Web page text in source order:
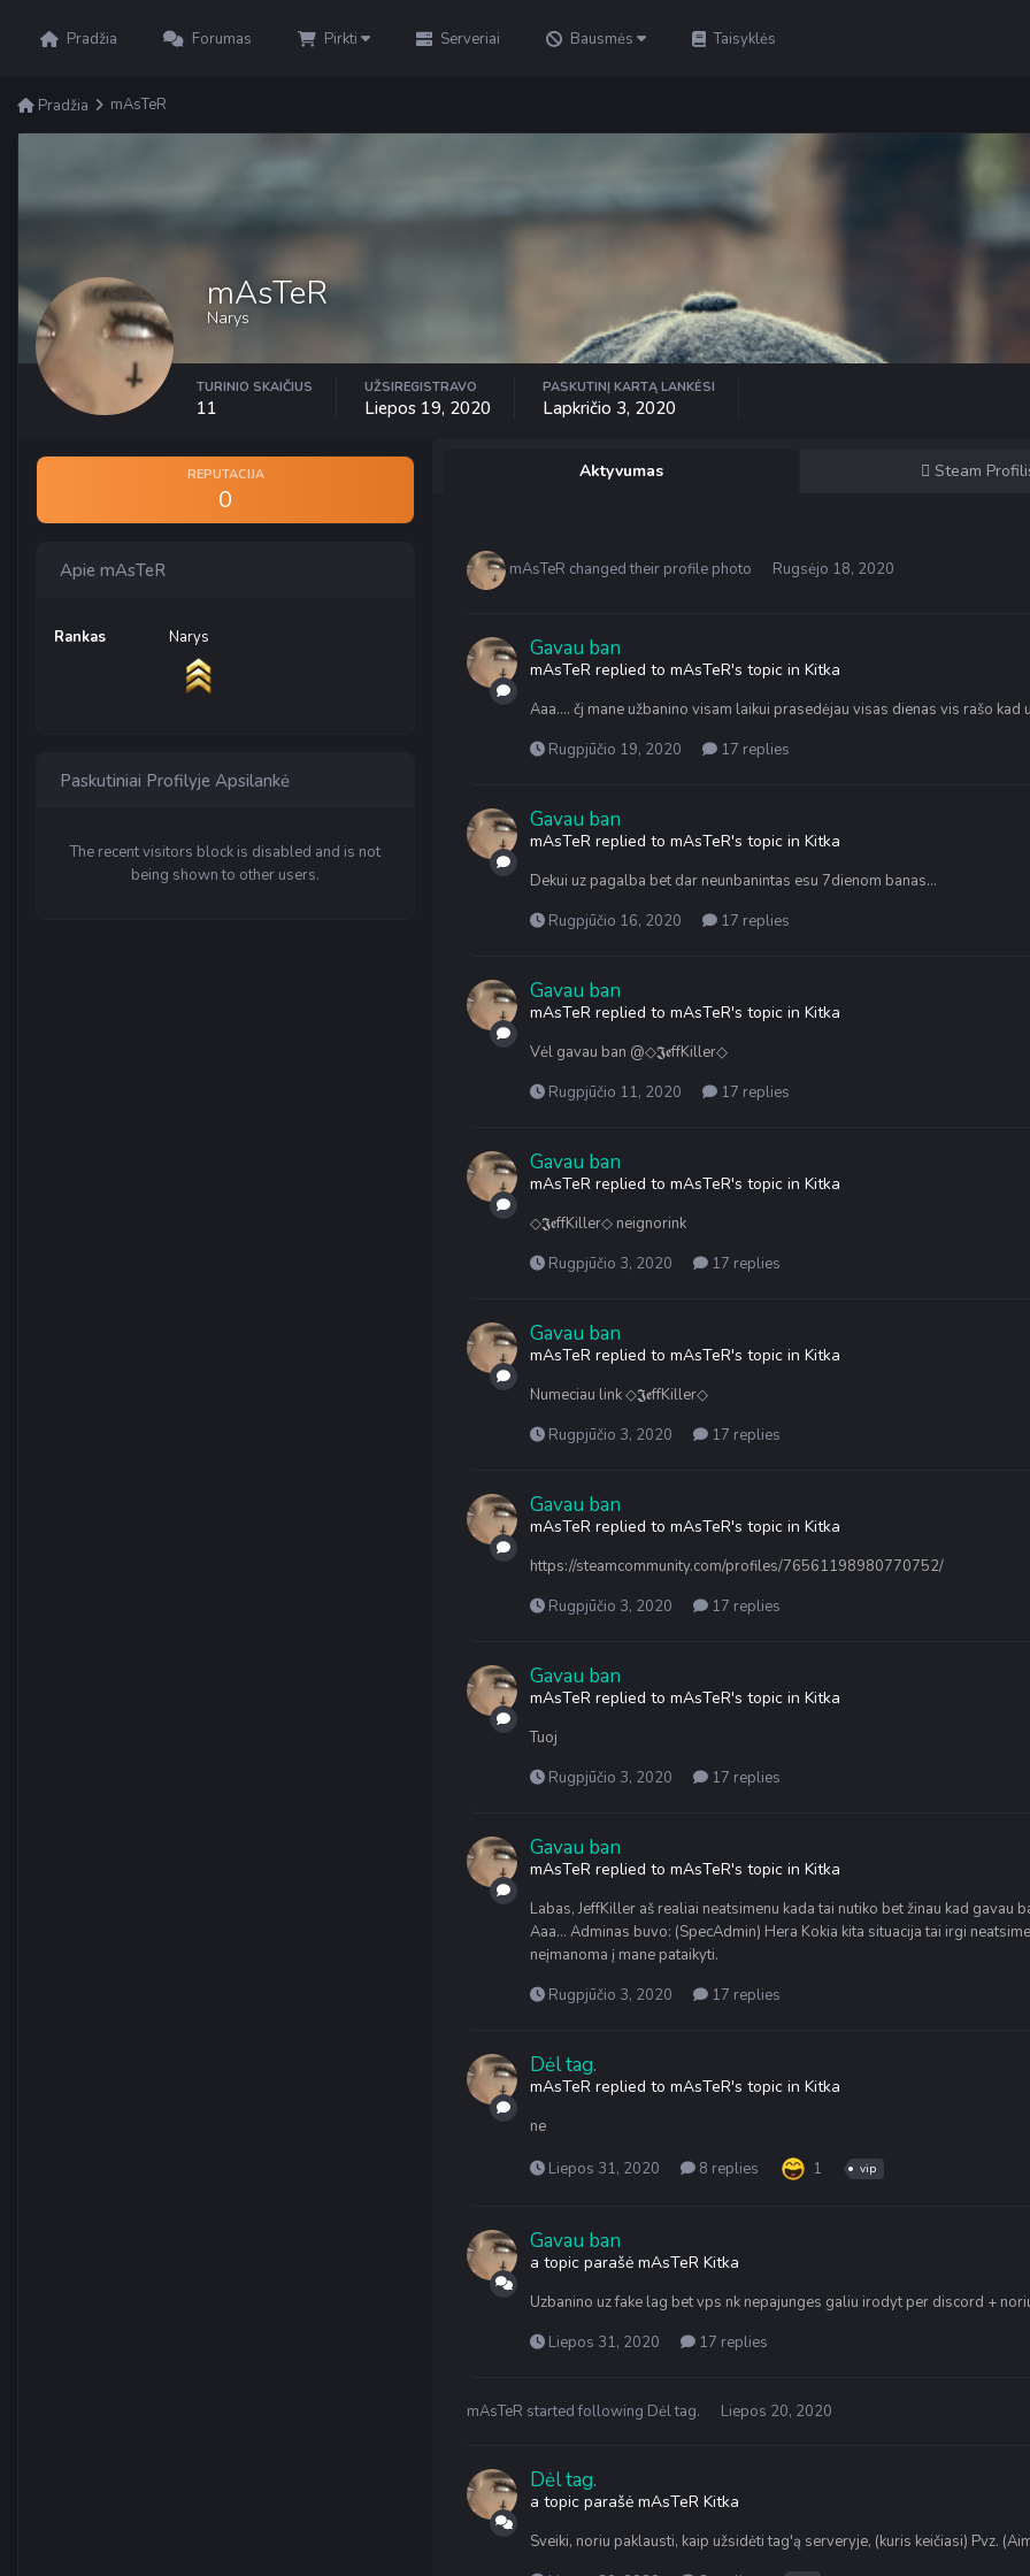
Pradžia Forumas Pirkti Serveriai Bausmės Taisyklės
Pradžia mAsTeR
mAsTeR
Narys
TURINIO SKAIČIUS
11
UŽSIREGISTRAVO
Liepos 19, 2020
PASKUTINĮ KARTĄ LANKĖSI
Lapkričio 3, 2020
REPUTACIJA
0
Apie mAsTeR
Rankas Narys
Paskutiniai Profilyje Apsilankė
The recent visitors block is disabled and is not
being shown to other users.
Aktyvumas Steam
mAsTeR changed their profile photo Rugsėjo 18, 2020
Gavau ban
mAsTeR replied to mAsTeR's topic in Kitka
Aaa.... čj mane užbanino visam laikui prasedėjau visas dienas vis rašo kad
Rugpjūčio 19, 2020
17 replies
Gavau ban
mAsTeR replied to mAsTeR's topic in Kitka
Dekui uz pagalba bet dar neunbanintas esu 7dienom banas...
Rugpjūčio 16, 2020
17 replies
Gavau ban
mAsTeR replied to mAsTeR's topic in Kitka
Vėl gavau ban @◇𝕵𝖊ffKiller◇
Rugpjūčio 11, 2020
17 replies
Gavau ban
mAsTeR replied to mAsTeR's topic in Kitka
◇𝕵𝖊ffKiller◇ neignorink
Rugpjūčio 3, 2020
17 replies
Gavau ban
mAsTeR replied to mAsTeR's topic in Kitka
Numeciau link ◇𝕵𝖊ffKiller◇
Rugpjūčio 3, 2020
17 replies
Gavau ban
mAsTeR replied to mAsTeR's topic in Kitka
https://steamcommunity.com/profiles/76561198980770752/
Rugpjūčio 3, 2020
17 replies
Gavau ban
mAsTeR replied to mAsTeR's topic in Kitka
Tuoj
Rugpjūčio 3, 2020
17 replies
Gavau ban
mAsTeR replied to mAsTeR's topic in Kitka
Labas, JeffKiller aš realiai neatsimenu kada tai nutiko bet žinau kad
Aaa... Adminas buvo: (SpecAdmin) Hera Kokia kita situacija tai irgi
neįmanoma į mane pataikyti.
Rugpjūčio 3, 2020
17 replies
Dėl tag.
mAsTeR replied to mAsTeR's topic in Kitka
ne
Liepos 31, 2020 8 replies 1 vip
Gavau ban
a topic parašė mAsTeR Kitka
Uzbanino uz fake lag bet vps nk nepajunges galiu irodyt per discord +
Liepos 31, 2020
17 replies
mAsTeR started following Dėl tag. Liepos 20, 2020
Dėl tag.
a topic parašė mAsTeR Kitka
Sveiki, noriu paklausti, kaip užsidėti tag'ą serveryje, (kuris keičiasi) Pvz.